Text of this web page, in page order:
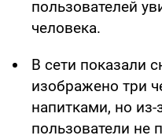
пользователей
человека.
В сети показали
изображено три
напитками, но
пользователи не